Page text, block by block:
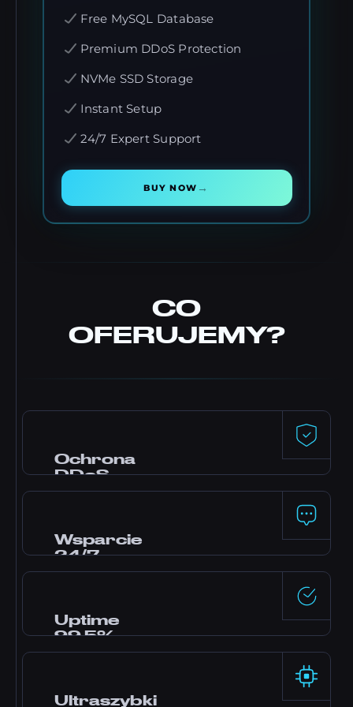
Free MySQL Database
Premium DDoS Protection
NVMe SSD Storage
Instant Setup
24/7 Expert Support
BUY NOW →
CO
OFERUJEMY?
Ochrona
DDoS
pod gry. Twój serwer zostaje online nawet
podczas ataków.
Wsparcie
24/7
żywo, na Discordzie i za pośrednictwem
zgłoszeń. Na większość pytań odpowiadamy
Uptime
99,5%
potwierdzoną naszym SLA.
Ultraszybki